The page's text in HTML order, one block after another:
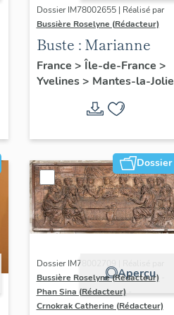
Dossier IM78002655 | Réalisé par
Bussière Roselyne (Rédacteur)
Buste : Marianne
France > Île-de-France >
Yvelines> Mantes-la-Jolie
Dossier
Aperçu
Dossier IM78002709 | Réalisé par
Bussière Roselyne (Rédacteur)
Phan Sina (Rédacteur)
Crnokrak Catherine (Rédacteur)